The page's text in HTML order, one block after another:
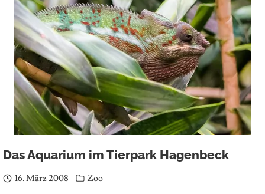
Das Aquarium im Tierpark Hagenbeck
16. März 2008 Zoo